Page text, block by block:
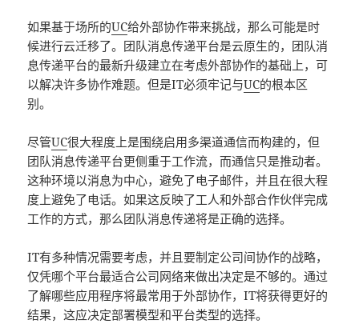
如果基于场所的UC给外部协作带来挑战，那么可能是时
候进行云迁移了。团队消息传递平台是云原生的，团队消
息传递平台的最新升级建立在考虑外部协作的基础上，可
以解决许多协作难题。但是IT必须牢记与UC的根本区
别。
尽管UC很大程度上是围绕启用多渠道通信而构建的，但
团队消息传递平台更侧重于工作流，而通信只是推动者。
这种环境以消息为中心，避免了电子邮件，并且在很大程
度上避免了电话。如果这反映了工人和外部合作伙伴完成
工作的方式，那么团队消息传递将是正确的选择。
IT有多种情况需要考虑，并且要制定公司间协作的战略，
仅凭哪个平台最适合公司网络来做出决定是不够的。通过
了解哪些应用程序将最常用于外部协作，IT将获得更好的
结果，这应决定部署模型和平台类型的选择。